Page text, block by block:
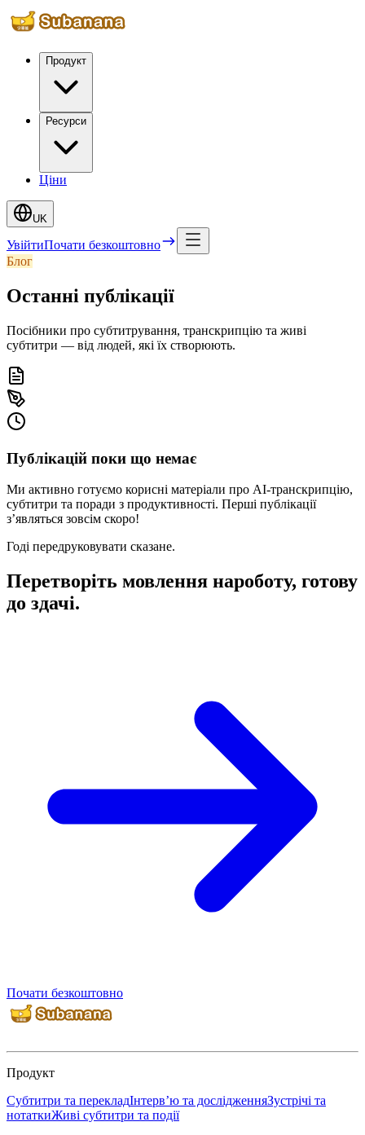
Продукт
Ресурси
Ціни
UK
УвійтиПочати безкоштовно
Блог
Останні публікації
Посібники про субтитрування, транскрипцію та живі
субтитри — від людей, які їх створюють.
Публікацій поки що немає
Ми активно готуємо корисні матеріали про AI‑транскрипцію,
субтитри та поради з продуктивності. Перші публікації
з’являться зовсім скоро!
Годі передруковувати сказане.
Перетворіть мовлення нароботу, готову
до здачі.
Почати безкоштовно
Продукт
Субтитри та перекладІнтерв’ю та дослідженняЗустрічі та
нотаткиЖиві субтитри та події